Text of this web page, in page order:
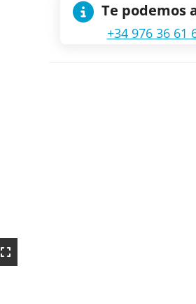
Te podemos
+34 976 36 61